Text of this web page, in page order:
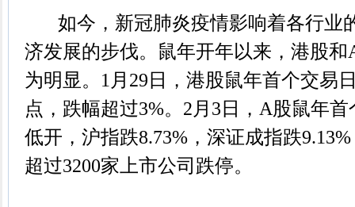
如今，新冠肺炎疫情影响着各行业
济发展的步伐。鼠年开年以来，港股
为明显。1月29日，港股鼠年首个交易
点，跌幅超过3%。2月3日，A股鼠年
低开，沪指跌8.73%，深证成指跌
超过3200家上市公司跌停。